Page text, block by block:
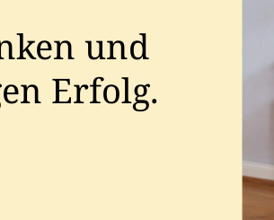
und
Erfolg.